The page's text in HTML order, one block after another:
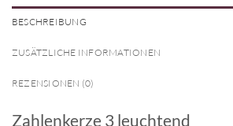
BESCHREIBUNG
ZUSÄTZLICHE INFORMATIONEN
REZENSIONEN (0)
Zahlenkerze 3 leuchtend